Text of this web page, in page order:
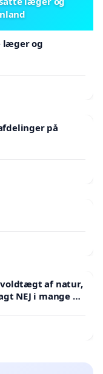
læger og
på
af natur,
NEJ i mange år.